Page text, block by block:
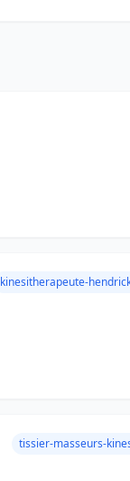
kinesitherapeute-
tissier-masseurs-